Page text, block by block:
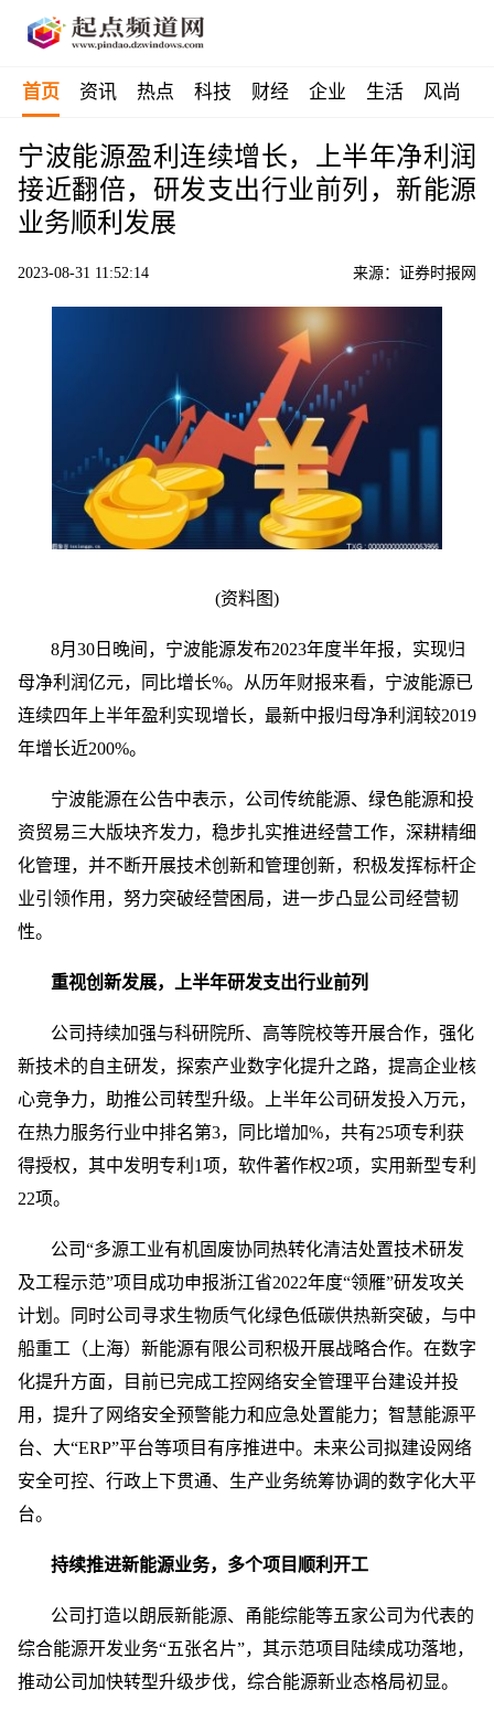
首页 资讯 热点 科技 财经 企业 生活 风尚
宁波能源盈利连续增长，上半年净利润
接近翻倍，研发支出行业前列，新能源
业务顺利发展
2023-08-31 11:52:14 来源：证券时报网
(资料图)
8月30日晚间，宁波能源发布2023年度半年报，实现归
母净利润亿元，同比增长%。从历年财报来看，宁波能源已
连续四年上半年盈利实现增长，最新中报归母净利润较2019
年增长近200%。
宁波能源在公告中表示，公司传统能源、绿色能源和投
资贸易三大版块齐发力，稳步扎实推进经营工作，深耕精细
化管理，并不断开展技术创新和管理创新，积极发挥标杆企
业引领作用，努力突破经营困局，进一步凸显公司经营韧
性。
重视创新发展，上半年研发支出行业前列
公司持续加强与科研院所、高等院校等开展合作，强化
新技术的自主研发，探索产业数字化提升之路，提高企业核
心竞争力，助推公司转型升级。上半年公司研发投入万元，
在热力服务行业中排名第3，同比增加%，共有25项专利获
得授权，其中发明专利1项，软件著作权2项，实用新型专利
22项。
公司“多源工业有机固废协同热转化清洁处置技术研发
及工程示范”项目成功申报浙江省2022年度“领雁”研发攻关
计划。同时公司寻求生物质气化绿色低碳供热新突破，与中
船重工（上海）新能源有限公司积极开展战略合作。在数字
化提升方面，目前已完成工控网络安全管理平台建设并投
用，提升了网络安全预警能力和应急处置能力；智慧能源平
台、大“ERP”平台等项目有序推进中。未来公司拟建设网络
安全可控、行政上下贯通、生产业务统筹协调的数字化大平
台。
持续推进新能源业务，多个项目顺利开工
公司打造以朗辰新能源、甬能综能等五家公司为代表的
综合能源开发业务“五张名片”，其示范项目陆续成功落地，
推动公司加快转型升级步伐，综合能源新业态格局初显。